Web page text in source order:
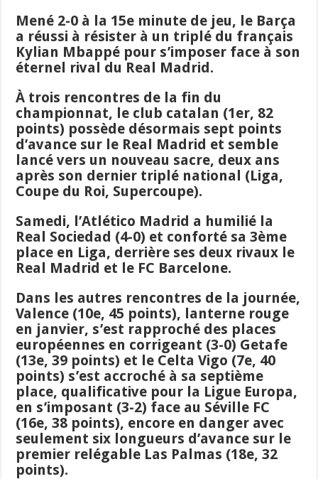
Mené 2-0 à la 15e minute de jeu, le Barça
a réussi à résister à un triplé du français
Kylian Mbappé pour s’imposer face à son
éternel rival du Real Madrid.
À trois rencontres de la fin du
championnat, le club catalan (1er, 82
points) possède désormais sept points
d’avance sur le Real Madrid et semble
lancé vers un nouveau sacre, deux ans
après son dernier triplé national (Liga,
Coupe du Roi, Supercoupe).
Samedi, l’Atlético Madrid a humilié la
Real Sociedad (4-0) et conforté sa 3ème
place en Liga, derrière ses deux rivaux le
Real Madrid et le FC Barcelone.
Dans les autres rencontres de la journée,
Valence (10e, 45 points), lanterne rouge
en janvier, s’est rapproché des places
européennes en corrigeant (3-0) Getafe
(13e, 39 points) et le Celta Vigo (7e, 40
points) s’est accroché à sa septième
place, qualificative pour la Ligue Europa,
en s’imposant (3-2) face au Séville FC
(16e, 38 points), encore en danger avec
seulement six longueurs d’avance sur le
premier relégable Las Palmas (18e, 32
points).